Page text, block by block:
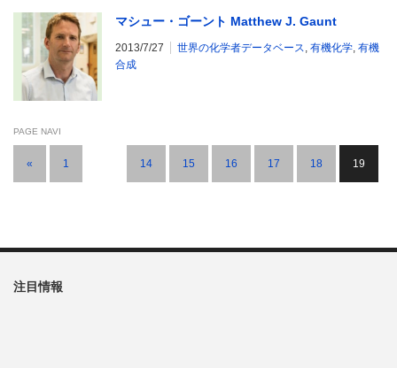
マシュー・ゴーント Matthew J. Gaunt
2013/7/27 世界の化学者データベース 有機化学 有機
合成
PAGE NAVI
« 1 14 15 16 17 18 19
注目情報